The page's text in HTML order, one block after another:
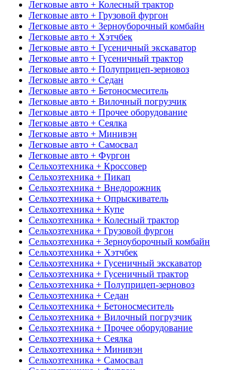
Легковые авто + Колесный трактор
Легковые авто + Грузовой фургон
Легковые авто + Зерноуборочный комбайн
Легковые авто + Хэтчбек
Легковые авто + Гусеничный экскаватор
Легковые авто + Гусеничный трактор
Легковые авто + Полуприцеп-зерновоз
Легковые авто + Седан
Легковые авто + Бетоносмеситель
Легковые авто + Вилочный погрузчик
Легковые авто + Прочее оборудование
Легковые авто + Сеялка
Легковые авто + Минивэн
Легковые авто + Самосвал
Легковые авто + Фургон
Сельхозтехника + Кроссовер
Сельхозтехника + Пикап
Сельхозтехника + Внедорожник
Сельхозтехника + Опрыскиватель
Сельхозтехника + Купе
Сельхозтехника + Колесный трактор
Сельхозтехника + Грузовой фургон
Сельхозтехника + Зерноуборочный комбайн
Сельхозтехника + Хэтчбек
Сельхозтехника + Гусеничный экскаватор
Сельхозтехника + Гусеничный трактор
Сельхозтехника + Полуприцеп-зерновоз
Сельхозтехника + Седан
Сельхозтехника + Бетоносмеситель
Сельхозтехника + Вилочный погрузчик
Сельхозтехника + Прочее оборудование
Сельхозтехника + Сеялка
Сельхозтехника + Минивэн
Сельхозтехника + Самосвал